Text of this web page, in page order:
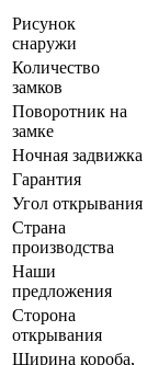
Рисунок
снаружи
Количество
замков
Поворотник на
замке
Ночная задвижка
Гарантия
Угол открывания
Страна
производства
Наши
предложения
Сторона
открывания
Ширина короба,